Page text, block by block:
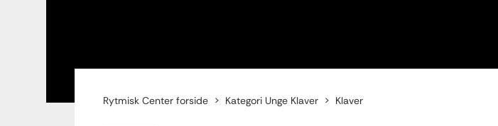
Rytmisk Center forside Kategori Unge Klaver Klaver